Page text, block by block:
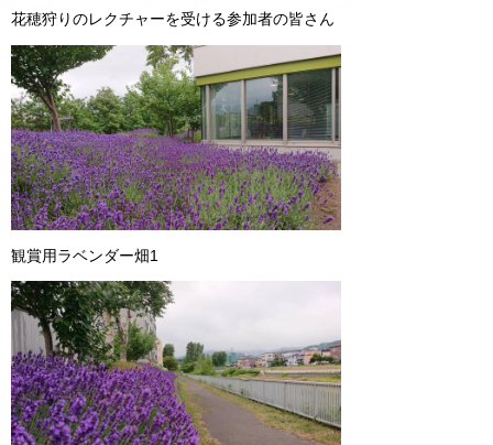
花穂狩りのレクチャーを受ける参加者の皆さん
観賞用ラベンダー畑1